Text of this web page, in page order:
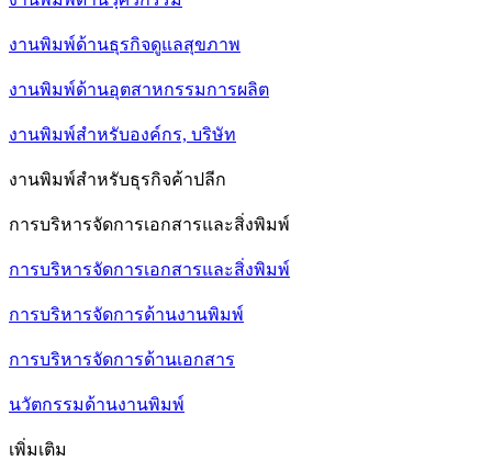
งานพิมพ์ด้านธุรกิจดูแลสุขภาพ
งานพิมพ์ด้านอุตสาหกรรมการผลิต
งานพิมพ์สำหรับองค์กร, บริษัท
งานพิมพ์สำหรับธุรกิจค้าปลีก
การบริหารจัดการเอกสารและสิ่งพิมพ์
การบริหารจัดการเอกสารและสิ่งพิมพ์
การบริหารจัดการด้านงานพิมพ์
การบริหารจัดการด้านเอกสาร
นวัตกรรมด้านงานพิมพ์
เพิ่มเติม